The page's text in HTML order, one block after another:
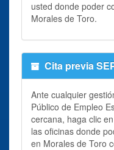
usted donde poder
Morales de Toro.
Cita previa
Ante cualquier
Público de Empleo
cercana, haga clic
las oficinas donde
en Morales de Toro